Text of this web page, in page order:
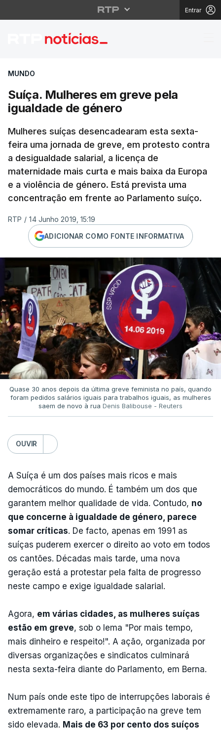
Entrar
Suíça. Mulheres em
MUNDO
Suíça. Mulheres em greve pela
igualdade de género
Mulheres suíças desencadearam esta sexta-
feira uma jornada de greve, em protesto contra
a desigualdade salarial, a licença de
maternidade mais curta e mais baixa da Europa
e a violência de género. Está prevista uma
concentração em frente ao Parlamento suíço.
RTP / 14 Junho 2019, 15:19
ADICIONAR COMO FONTE INFORMATIVA
Quase 30 anos depois da última greve feminista no país, quando
foram pedidos salários iguais para trabalhos iguais, as mulheres
saem de novo à rua Denis Balibouse - Reuters
OUVIR
A Suíça é um dos países mais ricos e mais
democráticos do mundo. É também um dos que
garantem melhor qualidade de vida. Contudo, no
que concerne à igualdade de género, parece
somar críticas. De facto, apenas em 1991 as
suíças puderem exercer o direito ao voto em todos
os cantões. Décadas mais tarde, uma nova
geração está a protestar pela falta de progresso
neste campo e exige igualdade salarial.
Agora, em várias cidades, as mulheres suíças
estão em greve, sob o lema "Por mais tempo,
mais dinheiro e respeito!". A ação, organizada por
diversas organizações e sindicatos culminará
nesta sexta-feira diante do Parlamento, em Berna.
Num país onde este tipo de interrupções laborais é
extremamente raro, a participação na greve tem
sido elevada. Mais de 63 por cento dos suíços